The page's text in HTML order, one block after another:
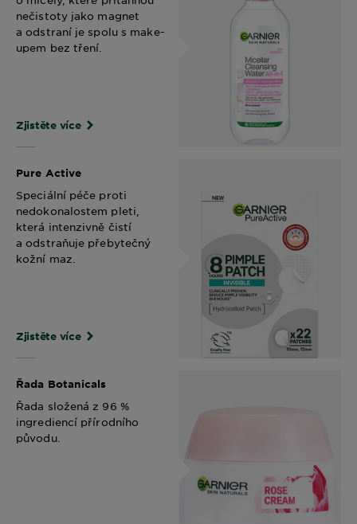
nečistoty jako magnet
a odstraní je spolu s make-
upem bez tření.
Zjistěte více
Pure Active
Speciální péče proti
nedokonalostem pleti,
která intenzivně čistí
a odstraňuje přebytečný
kožní maz.
Zjistěte více
Řada Botanicals
Řada složená z 96 %
ingrediencí přírodního
původu.